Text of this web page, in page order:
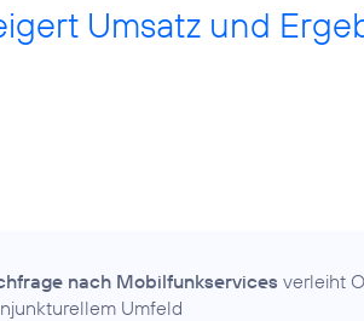
Umsatz und
nach Mobilfunkservices verleiht O
Umfeld